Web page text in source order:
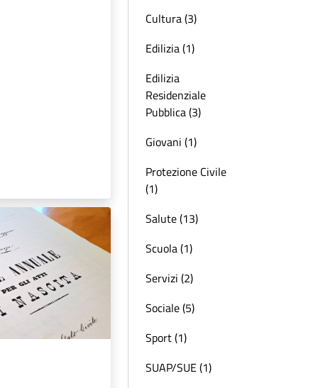
Cultura (3)
Edilizia (1)
Edilizia
Residenziale
Pubblica (3)
Giovani (1)
Protezione Civile
(1)
Salute (13)
Scuola (1)
Servizi (2)
Sociale (5)
Sport (1)
SUAP/SUE (1)